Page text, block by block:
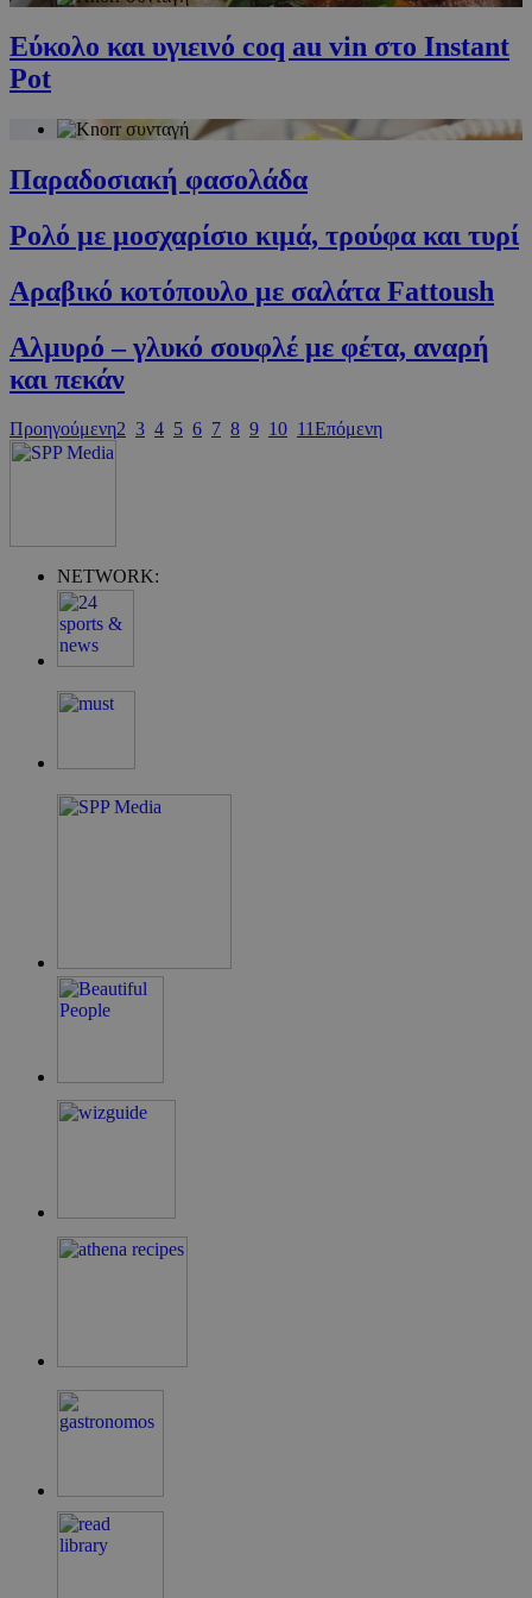
Εύκολο και υγιεινό coq au vin στο Instant
Pot
Παραδοσιακή φασολάδα
Ρολό με μοσχαρίσιο κιμά, τρούφα και τυρί
Αραβικό κοτόπουλο με σαλάτα Fattoush
Αλμυρό – γλυκό σουφλέ με φέτα, αναρή
και πεκάν
Προηγούμενη2 3 4 5 6 7 8 9 10 11Επόμενη
NETWORK:
cyprus.wiz-
guide.com
G_ENABLED_IDPS
LangCookie
Google Privacy Policy